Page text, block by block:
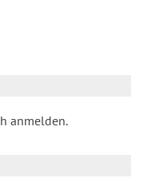
anmelden.